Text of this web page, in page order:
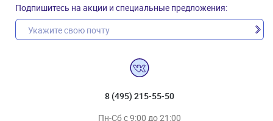
Подпишитесь на акции и специальные предложения:
8 (495) 215-55-50
Пн-Сб с 9:00 до 21:00